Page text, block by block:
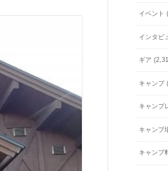
イベント
インタビ
ギア
キャンプ
キャンプ
キャンプ
キャンプ